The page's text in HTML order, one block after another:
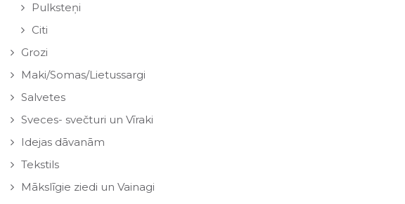
Pulksteņi
Citi
Grozi
Maki/Somas/Lietussargi
Salvetes
Sveces- svečturi un Vīraki
Idejas dāvanām
Tekstils
Mākslīgie ziedi un Vainagi